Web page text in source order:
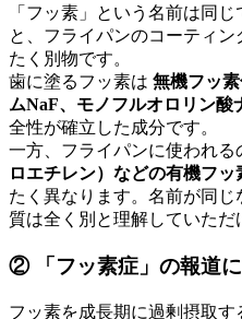
「フッ素」という名前は同
と、フライパンのコーティ
たく別物です。
歯に塗るフッ素は 無機フッ
ムNaF、モノフルオロリン酸
全性が確立した成分です。
一方、フライパンに使われる
ロエチレン）などの有機フッ
たく異なります。名前が同
質は全く別と理解していただ
② 「フッ素症」の報道
フッ素を成長期に過剰摂取